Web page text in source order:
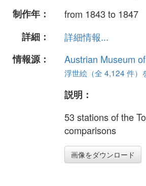
制作年：
from 1843 to 1847
詳細：
詳細情報...
情報源：
Austrian Museum
浮世絵（全 4,124 件）
説明：
53 stations of the
comparisons
画像をダウンロード